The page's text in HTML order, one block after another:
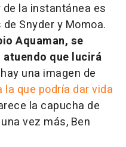
la instantánea es
Snyder y Momoa.
Aquaman, se
que lucirá
una imagen de
la que podría dar vida
la capucha de
vez más, Ben